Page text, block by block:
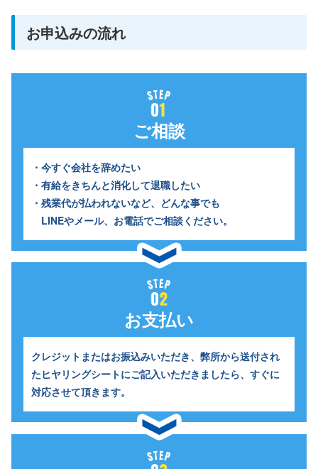
お申込みの流れ
ご相談
・今すぐ会社を辞めたい
・有給をきちんと消化して退職したい
・残業代が払われないなど、どんな事でも
LINEやメール、お電話でご相談ください。
お支払い
クレジットまたはお振込みいただき、 弊所から送付され
たヒヤリングシートにご記入いただきましたら、すぐに
対応させて頂きます。